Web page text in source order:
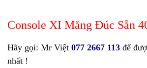
Console XI Măng Đúc Sẵn
Hãy gọi: Mr Việt 077 2667 113 để
nhất !